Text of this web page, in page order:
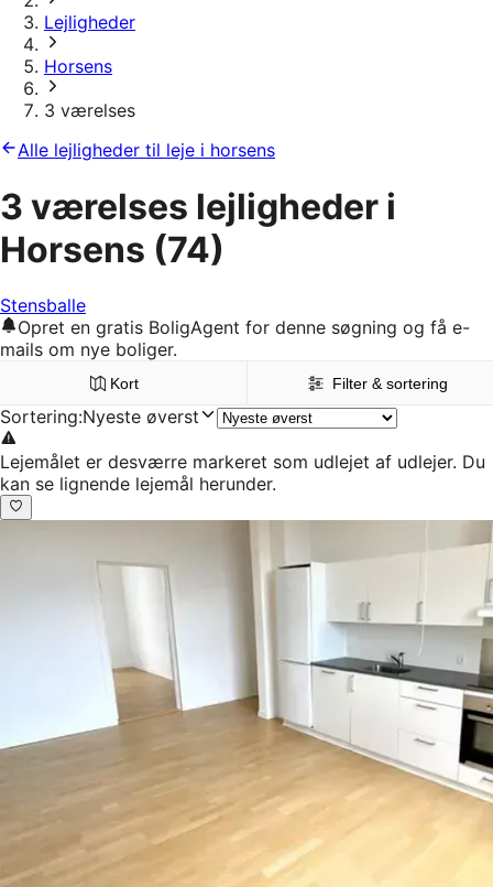
Lejligheder
Horsens
3 værelses
Alle lejligheder til leje i horsens
3 værelses lejligheder i
Horsens (74)
Stensballe
Opret en gratis BoligAgent for denne søgning og få e-
mails om nye boliger.
Kort Filter & sortering
Sortering:Nyeste øverst
Lejemålet er desværre markeret som udlejet af udlejer. Du
kan se lignende lejemål herunder.